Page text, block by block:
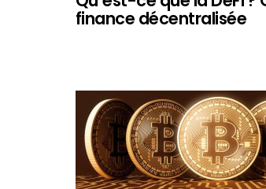
finance décentralisée